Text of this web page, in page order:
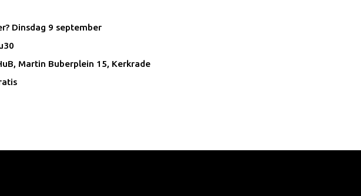
Dinsdag 9 september
Martin Buberplein 15, Kerkrade